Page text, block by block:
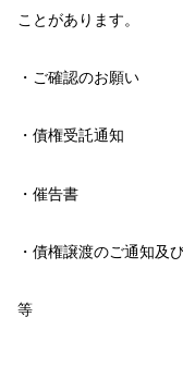
ことがあります。
・ご確認のお願い
・債権受託通知
・催告書
・債権譲渡のご通知及
等